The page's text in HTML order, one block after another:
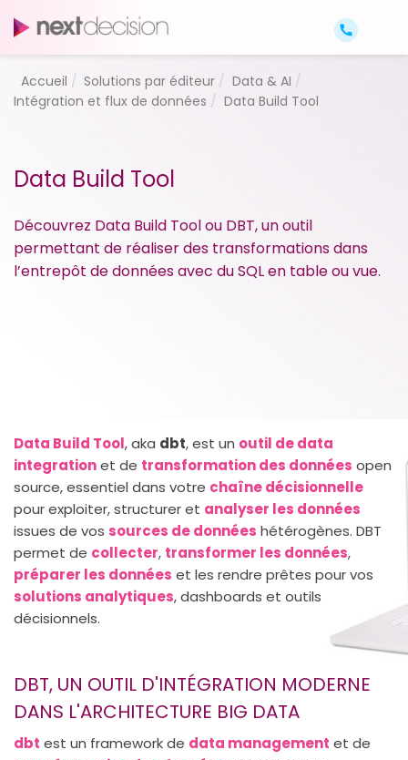
Accueil Solutions par éditeur
Data & AI
Intégration et flux de données
Data Build Tool
Data Build Tool
Découvrez Data Build Tool ou DBT, un outil
permettant de réaliser des transformations dans
l’entrepôt de données avec du SQL en table ou vue.
Data Build Tool, aka dbt, est un outil de data
integrationet de transformation des données open
source, essentiel dans votre chaîne décisionnelle
pour exploiter, structurer et analyser les données
issues de vos sources de données hétérogènes. DBT
permet de collecter, transformer les données,
préparer les données et les rendre prêtes pour vos
solutions analytiques, dashboards et outils
décisionnels.
DBT, UN OUTIL D'INTÉGRATION MODERNE
DANS L'ARCHITECTURE BIG DATA
dbt est un framework de data management et de